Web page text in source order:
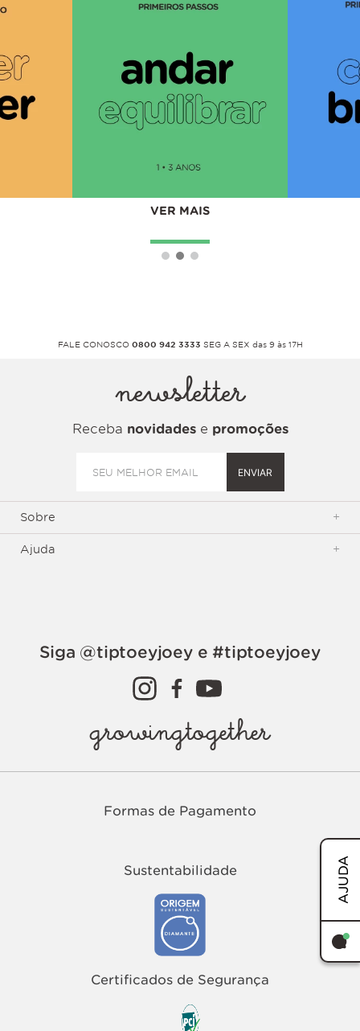
AJUDA
VER MAIS
FALE CONOSCO 0800 942 3333 SEG A SEX das 9 às 17H
newsletter
Receba novidadese promoções
ENVIAR
Sobre +
Ajuda +
Siga @tiptoeyjoey e #tiptoeyjoey
growingtogether
Formas de Pagamento
Sustentabilidade
Certificados de Segurança
TERMOS MAIS BUSCADOS